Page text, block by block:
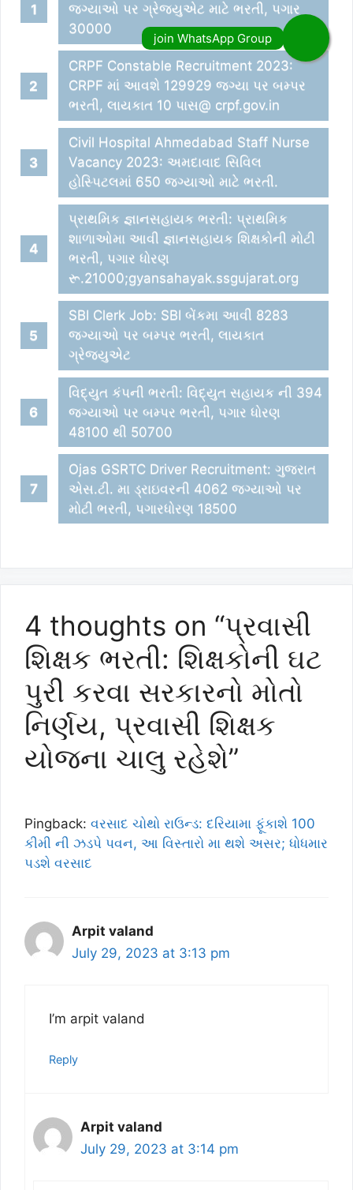
જગ્યાઓ પર ગ્રેજયુએટ માટે ભરતી, પગાર
30000
CRPF Constable Recruitment 2023:
CRPF માં આવશે 129929 જગ્યા પર બમ્પર
ભરતી, લાયકાત 10 પાસ@ crpf.gov.in
Civil Hospital Ahmedabad Staff Nurse
Vacancy 2023: અમદાવાદ સિવિલ
હોસ્પિટલમાં 650 જગ્યાઓ માટે ભરતી.
પ્રાથમિક જ્ઞાનસહાયક ભરતી: પ્રાથમિક
શાળાઓમા આવી જ્ઞાનસહાયક શિક્ષકોની મોટી
ભરતી, પગાર ધોરણ
રૂ.21000;gyansahayak.ssgujarat.org
SBI Clerk Job: SBI બેંકમા આવી 8283
જગ્યાઓ પર બમ્પર ભરતી, લાયકાત
ગ્રેજયુએટ
વિદ્યુત કંપની ભરતી: વિદ્યુત સહાયક ની 394
જગ્યાઓ પર બમ્પર ભરતી, પગાર ધોરણ
48100 થી 50700
Ojas GSRTC Driver Recruitment: ગુજરાત
એસ.ટી. મા ડ્રાઇવરની 4062 જગ્યાઓ પર
મોટી ભરતી, પગારધોરણ 18500
4 thoughts on “પ્રવાસી
શિક્ષક ભરતી: શિક્ષકોની ઘટ
પુરી કરવા સરકારનો મોતો
નિર્ણય, પ્રવાસી શિક્ષક
યોજના ચાલુ રહેશે”
Pingback: વરસાદ ચોથો રાઉન્ડ: દરિયામા ફૂંકાશે 100
કીમી ની ઝડપે પવન, આ વિસ્તારો મા થશે અસર; ધોધમાર
પડશે વરસાદ
Arpit valand
July 29, 2023 at 3:13 pm
I’m arpit valand
Reply
Arpit valand
July 29, 2023 at 3:14 pm